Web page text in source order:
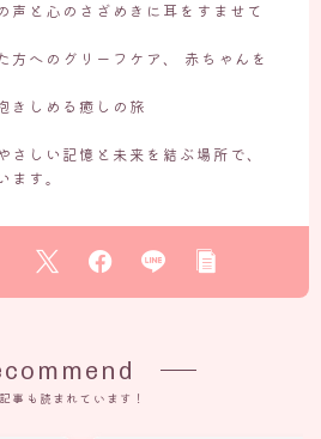
声と心のさざめきに耳をすませて
方へのグリーフケア、 赤ちゃんを
きしめる癒しの旅
さしい記憶と未来を結ぶ場所で、
す。
事も読まれています！